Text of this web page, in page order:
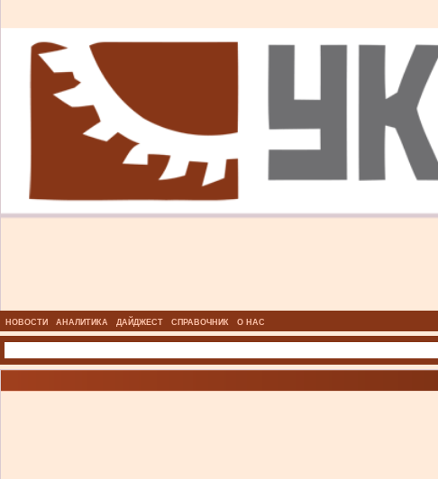
НОВОСТИ АНАЛИТИКА ДАЙДЖЕСТ СПРАВОЧНИК О НАС